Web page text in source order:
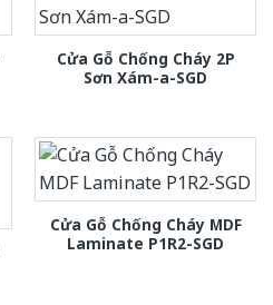
Cửa Gỗ Chống Cháy 2P
Sơn Xám-a-SGD
Cửa Gỗ Chống Cháy MDF
Laminate P1R2-SGD